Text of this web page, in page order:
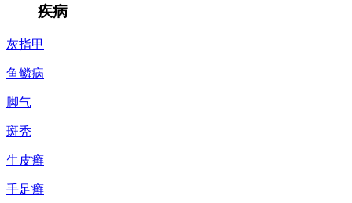
疾病
灰指甲
鱼鳞病
脚气
斑秃
牛皮癣
手足癣